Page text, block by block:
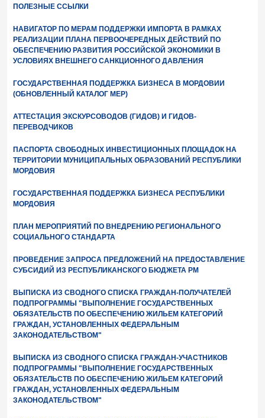
ПОЛЕЗНЫЕ ССЫЛКИ
НАВИГАТОР ПО МЕРАМ ПОДДЕРЖКИ ИМПОРТА В РАМКАХ
РЕАЛИЗАЦИИ ПЛАНА ПЕРВООЧЕРЕДНЫХ ДЕЙСТВИЙ ПО
ОБЕСПЕЧЕНИЮ РАЗВИТИЯ РОССИЙСКОЙ ЭКОНОМИКИ В
УСЛОВИЯХ ВНЕШНЕГО САНКЦИОННОГО ДАВЛЕНИЯ
ГОСУДАРСТВЕННАЯ ПОДДЕРЖКА БИЗНЕСА В МОРДОВИИ
(ОБНОВЛЕННЫЙ КАТАЛОГ МЕР)
АТТЕСТАЦИЯ ЭКСКУРСОВОДОВ (ГИДОВ) И ГИДОВ-
ПЕРЕВОДЧИКОВ
ПАСПОРТА СВОБОДНЫХ ИНВЕСТИЦИОННЫХ ПЛОЩАДОК НА
ТЕРРИТОРИИ МУНИЦИПАЛЬНЫХ ОБРАЗОВАНИЙ РЕСПУБЛИКИ
МОРДОВИЯ
ГОСУДАРСТВЕННАЯ ПОДДЕРЖКА БИЗНЕСА РЕСПУБЛИКИ
МОРДОВИЯ
ПЛАН МЕРОПРИЯТИЙ ПО ВНЕДРЕНИЮ РЕГИОНАЛЬНОГО
СОЦИАЛЬНОГО СТАНДАРТА
ПРОВЕДЕНИЕ ЗАПРОСА ПРЕДЛОЖЕНИЙ НА ПРЕДОСТАВЛЕНИЕ
СУБСИДИЙ ИЗ РЕСПУБЛИКАНСКОГО БЮДЖЕТА РМ
ВЫПИСКА ИЗ СВОДНОГО СПИСКА ГРАЖДАН-ПОЛУЧАТЕЛЕЙ
ПОДПРОГРАММЫ "ВЫПОЛНЕНИЕ ГОСУДАРСТВЕННЫХ
ОБЯЗАТЕЛЬСТВ ПО ОБЕСПЕЧЕНИЮ ЖИЛЬЕМ КАТЕГОРИЙ
ГРАЖДАН, УСТАНОВЛЕННЫХ ФЕДЕРАЛЬНЫМ
ЗАКОНОДАТЕЛЬСТВОМ"
ВЫПИСКА ИЗ СВОДНОГО СПИСКА ГРАЖДАН-УЧАСТНИКОВ
ПОДПРОГРАММЫ "ВЫПОЛНЕНИЕ ГОСУДАРСТВЕННЫХ
ОБЯЗАТЕЛЬСТВ ПО ОБЕСПЕЧЕНИЮ ЖИЛЬЕМ КАТЕГОРИЙ
ГРАЖДАН, УСТАНОВЛЕННЫХ ФЕДЕРАЛЬНЫМ
ЗАКОНОДАТЕЛЬСТВОМ"